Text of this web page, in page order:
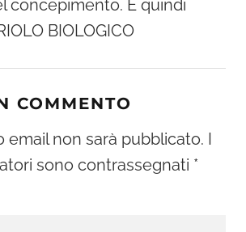
concepimento. E quindi
BIOLOGICO
COMMENTO
email non sarà pubblicato. I
sono contrassegnati *